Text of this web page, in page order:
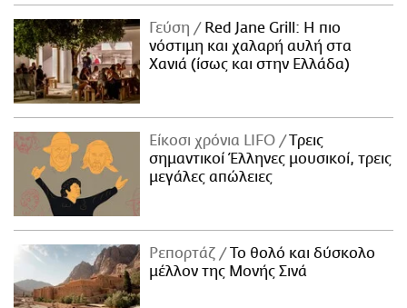
ΑΜΠΑ
PRINT
Γεύση
Red Jane Grill: Η πιο
νόστιμη και χαλαρή αυλή στα
Χανιά (ίσως και στην Ελλάδα)
Είκοσι χρόνια LIFO
Tρεις
σημαντικοί Έλληνες μουσικοί, τρεις
μεγάλες απώλειες
Ρεπορτάζ
Το θολό και δύσκολο
μέλλον της Μονής Σινά